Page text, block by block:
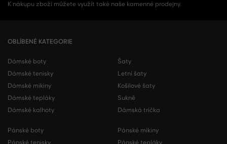
K nákupu zboží můžete využít také naše kamenné prodejny.
OBLÍBENÉ KATEGORIE
Dámské boty
Dámské tenisky
Dámské mikiny
Dámské tepláky
Dámské kalhoty
Šaty
Letní šaty
Košilové šaty
Sukně
Dámská trička
Pánské boty
Pánské mikiny